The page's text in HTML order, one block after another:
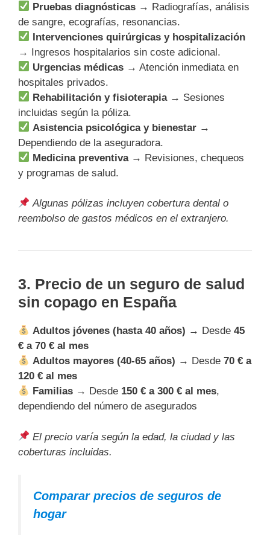
Pruebas diagnósticas → Radiografías, análisis
de sangre, ecografías, resonancias.
Intervenciones quirúrgicas y hospitalización
→ Ingresos hospitalarios sin coste adicional.
Urgencias médicas → Atención inmediata en
hospitales privados.
Rehabilitación y fisioterapia→ Sesiones
incluidas según la póliza.
Asistencia psicológica y bienestar →
Dependiendo de la aseguradora.
Medicina preventiva→ Revisiones, chequeos
y programas de salud.
Algunas pólizas incluyen cobertura dental o
reembolso de gastos médicos en el extranjero.
3. Precio de un seguro de salud
sin copago en España
Adultos jóvenes (hasta 40 años) → Desde45
€ a 70 € al mes
Adultos mayores (40-65 años) → Desde70 € a
120 € al mes
Familias → Desde 150 € a 300 € al mes,
dependiendo del número de asegurados
El precio varía según la edad, la ciudad y las
coberturas incluidas.
Comparar precios de seguros de
hogar